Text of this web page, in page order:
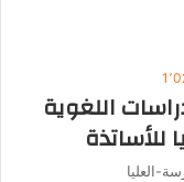
اللغوية
للأساتذة